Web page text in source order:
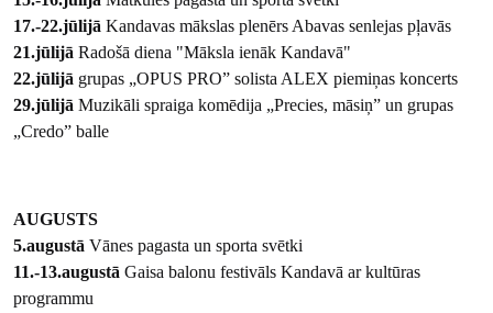
17.-22.jūlijā Kandavas mākslas plenērs Abavas senlejas pļavās
21.jūlijā Radošā diena "Māksla ienāk Kandavā"
22.jūlijā grupas „OPUS PRO” solista ALEX piemiņas koncerts
29.jūlijā Muzikāli spraiga komēdija „Precies, māsiņ” un grupas
„Credo” balle
AUGUSTS
5.augustā Vānes pagasta un sporta svētki
11.-13.augustā Gaisa balonu festivāls Kandavā ar kultūras
programmu